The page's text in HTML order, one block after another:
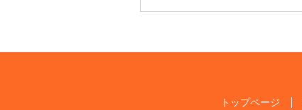
トップページ